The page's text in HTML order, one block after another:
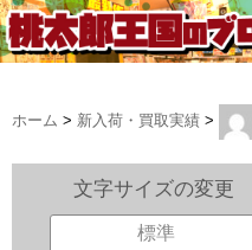
ホーム > 新入荷・買取実績 >
文字サイズの変更
標準